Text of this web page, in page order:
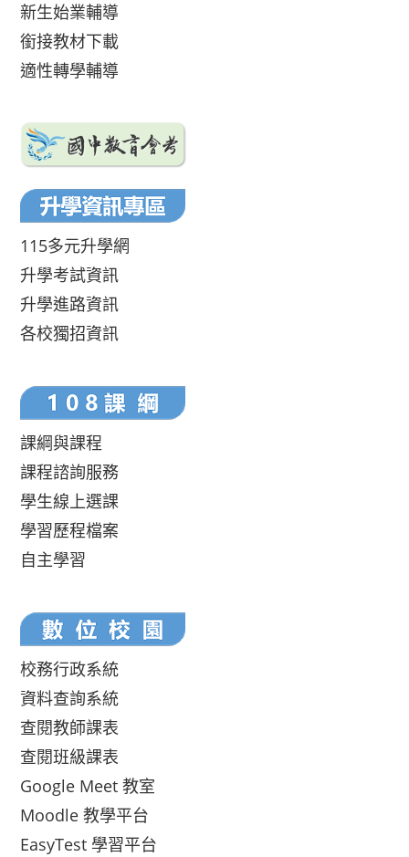
新生始業輔導
銜接教材下載
適性轉學輔導
115多元升學網
升學考試資訊
升學進路資訊
各校獨招資訊
課綱與課程
課程諮詢服務
學生線上選課
學習歷程檔案
自主學習
校務行政系統
資料查詢系統
查閱教師課表
查閱班級課表
Google Meet 教室
Moodle 教學平台
EasyTest 學習平台